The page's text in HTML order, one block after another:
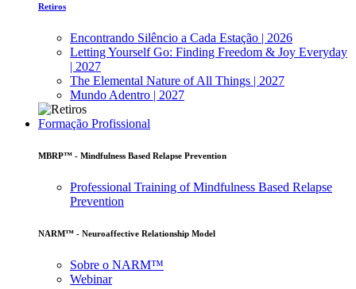
Retiros
Encontrando Silêncio a Cada Estação | 2026
Letting Yourself Go: Finding Freedom & Joy Everyday
| 2027
The Elemental Nature of All Things | 2027
Mundo Adentro | 2027
Formação Profissional
MBRP™ - Mindfulness Based Relapse Prevention
Professional Training of Mindfulness Based Relapse
Prevention
NARM™ - Neuroaffective Relationship Model
Sobre o NARM™
Webinar